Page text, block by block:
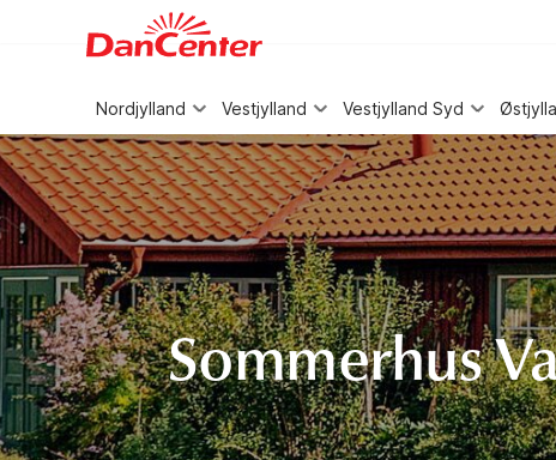
WIZARD MEMBER
Nordjylland Vestjylland Vestjylland Syd
Sommerhus